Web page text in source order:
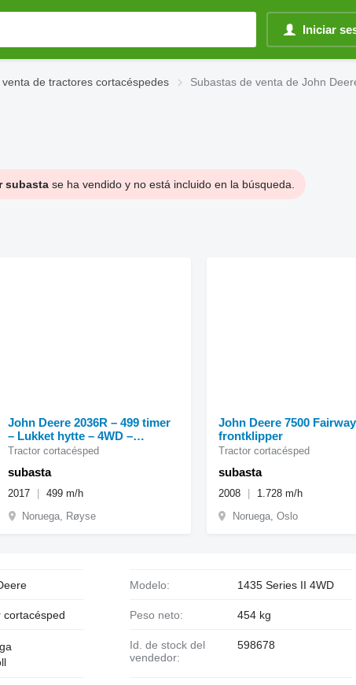
Iniciar
de tractores cortacéspedes
Subastas de venta de John
subastase ha vendido y no está incluido en la búsqueda.
John Deere 2036R – 499 timer
– Lukket hytte – 4WD –
Klippeaggregat 60D
subasta
Tractor cortacésped
2017
499 m/h
Noruega, Røyse
John Deere 7500 Fairway
frontklipper
subasta
Tractor cortacésped
2008
1.728 m/h
Noruega, Oslo
Modelo: 1435 Series II 4WD
cortacésped Peso neto: 454 kg
Id. de stock del
vendedor:
598678